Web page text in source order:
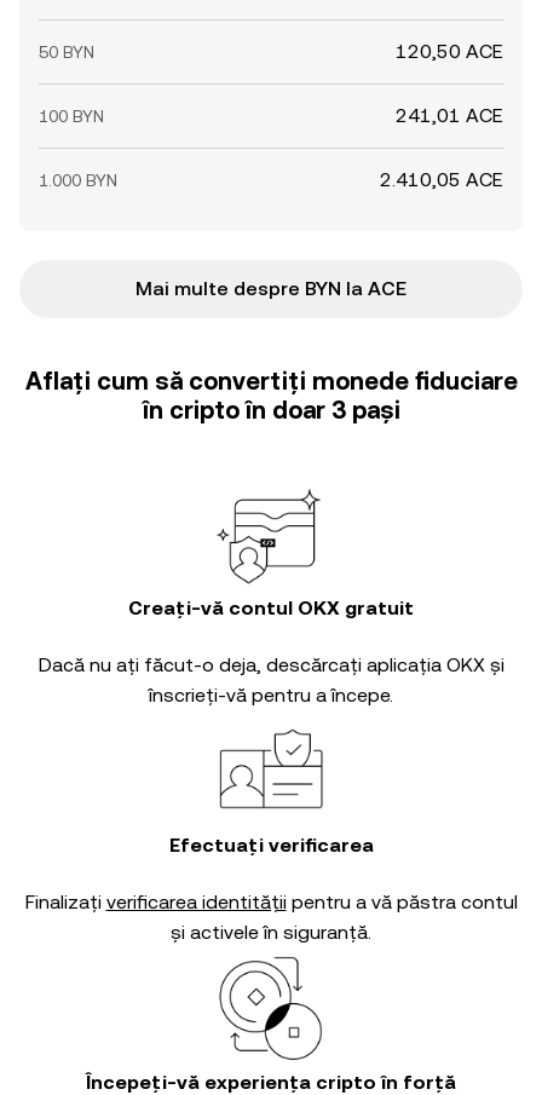
50 BYN 120,50 ACE
100 BYN 241,01 ACE
1.000 BYN 2.410,05 ACE
Mai multe despre BYN la ACE
Aflați cum să convertiți monede fiduciare
în cripto în doar 3 pași
Creați-vă contul OKX gratuit
Dacă nu ați făcut-o deja, descărcați aplicația OKX și
înscrieți-vă pentru a începe.
Efectuați verificarea
Finalizați verificarea identității pentru a vă păstra contul
și activele în siguranță.
Începeți-vă experiența cripto în forță